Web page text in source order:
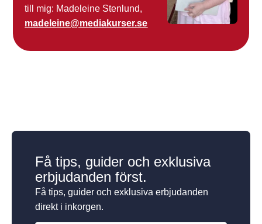
till mig: Madeleine Stenlund,
madeleine@mediakurser.se
Få tips, guider och exklusiva
erbjudanden först.
Få tips, guider och exklusiva erbjudanden
direkt i inkorgen.